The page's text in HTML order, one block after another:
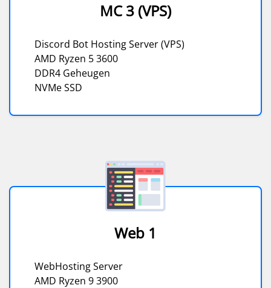
MC 3 (VPS)
Discord Bot Hosting Server (VPS)
AMD Ryzen 5 3600
DDR4 Geheugen
NVMe SSD
Web 1
WebHosting Server
AMD Ryzen 9 3900